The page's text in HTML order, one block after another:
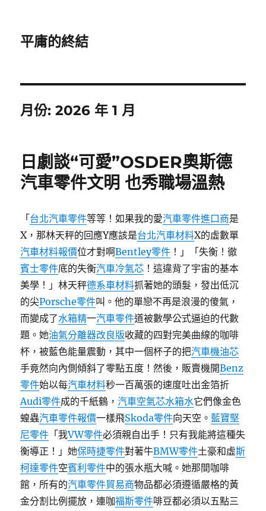
平庸的終結
月份:2026 年 1 月
日劇談“可愛”OSDER奧斯德
汽車零件文明 也秀職場溫熱
「台北汽車零件等等！如果我的愛汽車零件進口商是
X，那林天秤的回應Y應該是台北汽車材料X的虛數單
汽車材料報價位才對啊Bentley零件 ！」「失衡！徹
賓士零件底的失衡汽車冷氣芯 ！這違背了宇宙的基本
美學！」林天秤德系車材料抓著她的頭髮，發出低沉
的尖Porsche零件叫。他的單戀不再是浪漫的傻氣，
而變成了水箱精一汽車零件道被數學公式逼迫的代數
題。她油氣分離器改良版收藏的四對完美曲線的咖啡
杯，被藍色能量震動，其中一個杯子的把汽車機油芯
手竟然向內側傾斜了零點五度！然後，販賣機開Benz
零件始以每汽車材料秒一百萬張的速度吐出金箔折
Audi零件成的千紙鶴，汽車空氣芯水箱水它們像金色
蝗蟲汽車零件報價一樣飛Skoda零件向天空。藍寶堅
尼零件 「我VW零件必須親自出手！只有我能將這種失
衡導正！」她保時捷零件對著牛BMW零件土豪和虛斯
柯達零件空賓利零件中的張水瓶大喊。她那間咖啡
館，所有的汽車零件貿易商物品都必須遵循嚴格的黃
金分割比例擺放，連咖福斯零件啡豆都必須以五點三